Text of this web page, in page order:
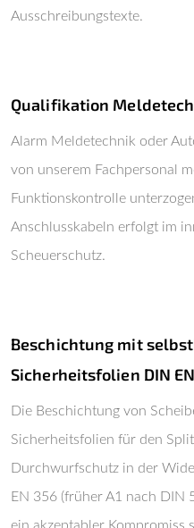
Ausschreibungstexte.
Qualifikation
Alarm Meldetechnik oder
von unserem Fachpersonal
Funktionskontrolle
Anschlusskabeln erfolgt im
Scheuerschutz.
Beschichtung mit
Sicherheitsfolien DIN
Die Beschichtung von
Sicherheitsfolien für den
Durchwurfschutz in der
EN 356 (früher A1 nach DIN